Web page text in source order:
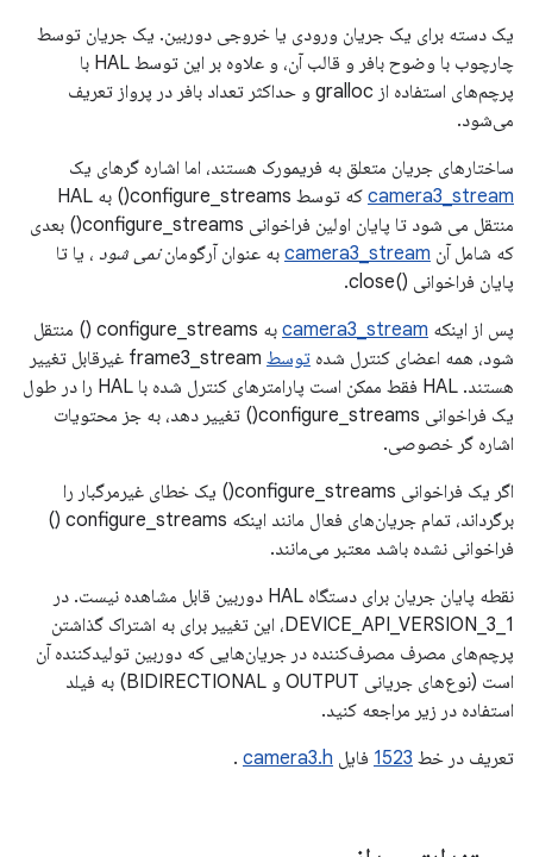
یک دسته برای یک جریان ورودی یا خروجی دوربین. یک جریان توسط
چارچوب با وضوح بافر و قالب آن، و علاوه بر این توسط HAL با
پرچم‌های استفاده از gralloc و حداکثر تعداد بافر در پرواز تعریف
می‌شود.
ساختارهای جریان متعلق به فریمورک هستند، اما اشاره گرهای یک
camera3_stream
که توسط configure_streams() به HAL
منتقل می شود تا پایان اولین فراخوانی configure_streams() بعدی
که شامل آن camera3_stream به عنوان آرگوماننمی شود ، یا تا
پایان فراخوانی ()close.
پس از اینکه camera3_stream
به configure_streams () منتقل
شود، همه اعضای کنترل شده توسط
frame3_stream غیرقابل تغییر
هستند. HAL فقط ممکن است پارامترهای کنترل شده با HAL را در طول
یک فراخوانی configure_streams() تغییر دهد، به جز محتویات
اشاره گر خصوصی.
اگر یک فراخوانی configure_streams() یک خطای غیرمرگبار را
برگرداند، تمام جریان‌های فعال مانند اینکه configure_streams ()
فراخوانی نشده باشد معتبر می‌مانند.
نقطه پایان جریان برای دستگاه HAL دوربین قابل مشاهده نیست. در
DEVICE_API_VERSION_3_1، این تغییر برای به اشتراک گذاشتن
پرچم‌های مصرف مصرف‌کننده در جریان‌هایی که دوربین تولیدکننده آن
است (نوع‌های جریانی OUTPUT و BIDIRECTIONAL) به فیلد
استفاده در زیر مراجعه کنید.
تعریف در خط 1523 فایل camera3.h
.